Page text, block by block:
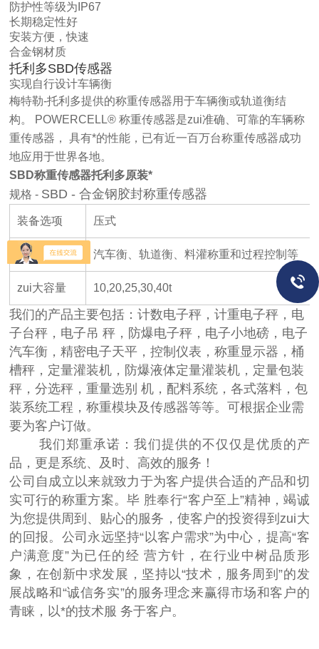
防护性等级为IP67
长期稳定性好
安装方便，快速
合金钢材质
托利多SBD传感器
实现自行设计车辆衡
梅特勒-托利多提供的称重传感器用于车辆衡或轨道衡结
构。 POWERCELL® 称重传感器是zui准确、可靠的车辆称
重传感器， 具有*的性能，已有近一百万台称重传感器成功
地应用于世界各地。
SBD称重传感器托利多原装*
规格 - SBD - 合金钢胶封称重传感器
装备选项 压式
应用程序 汽车衡、轨道衡、料灌称重和过程控制等
zui大容量 10,20,25,30,40t
我们的产品主要包括：计数电子秤，计重电子秤，电
子台秤，电子吊 秤，防爆电子秤，电子小地磅，电子
汽车衡，精密电子天平，控制仪表，称重显示器，桶
槽秤，定量灌装机，防爆液体定量灌装机，定量包装
秤，分选秤，重量选别 机，配料系统，各式落料，包
装系统工程，称重模块及传感器等等。可根据企业需
要为客户订做。
我们郑重承诺：我们提供的不仅仅是优质的产
品，更是系统、及时、高效的服务！
公司自成立以来就致力于为客户提供合适的产品和切
实可行的称重方案。毕 胜奉行“客户至上”精神，竭诚
为您提供周到、贴心的服务，使客户的投资得到zui大
的回报。公司永远坚持“以客户需求”为中心，提高“客
户满意度”为已任的经 营方针，在行业中树品质形
象，在创新中求发展，坚持以“技术，服务周到”的发
展战略和“诚信务实”的服务理念来赢得市场和客户的
青睐，以*的技术服 务于客户。